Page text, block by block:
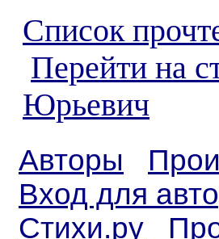
Список
Перейти на
Юрьевич
Авторы
Вход для
Стихи.ру